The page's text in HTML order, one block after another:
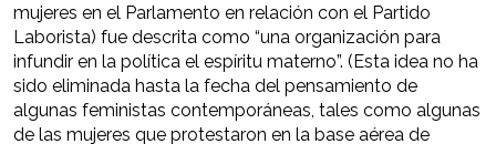
mujeres en el Parlamento en relación con el Partido
Laborista) fue descrita como “una organización para
infundir en la política el espíritu materno”. (Esta idea no ha
sido eliminada hasta la fecha del pensamiento de
algunas feministas contemporáneas, tales como algunas
de las mujeres que protestaron en la base aérea de